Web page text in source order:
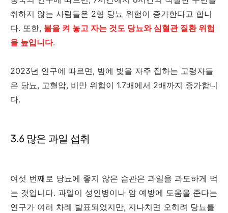
취하지 않는 사람들은 2형 당뇨 위험이 증가한다고 합니
다. 또한, 불을 켜 놓고 자는 것도 당뇨와 심혈관 질환 위험
을 높입니다.
2023년 연구에 따르면, 밤에 빛을 자주 접하는 고령자들
은 당뇨, 고혈압, 비만 위험이 1.7배에서 2배까지 증가합니
다.
3.6 많은 과일 섭취
여섯 번째로 당뇨에 좋지 않은 습관은 과일을 과도하게 먹
는 것입니다. 과일이 성인병이나 암 예방에 도움을 준다는
연구가 여러 차례 발표되었지만, 지나치면 오히려 당뇨를